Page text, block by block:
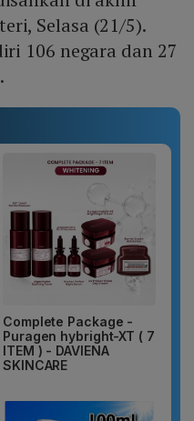
Selasa (21/5).
106 negara dan 27
Complete Package -
Puragen hybright-XT ( 7
ITEM ) - DAVIENA
SKINCARE